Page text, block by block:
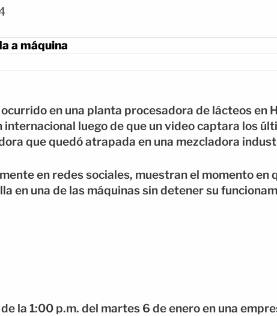
a máquina
en una planta procesadora de lácteos en
luego de que un video captara los
que quedó atrapada en una mezcladora
en redes sociales, muestran el momento en
en una de las máquinas sin detener su
la 1:00 p.m. del martes 6 de enero en una